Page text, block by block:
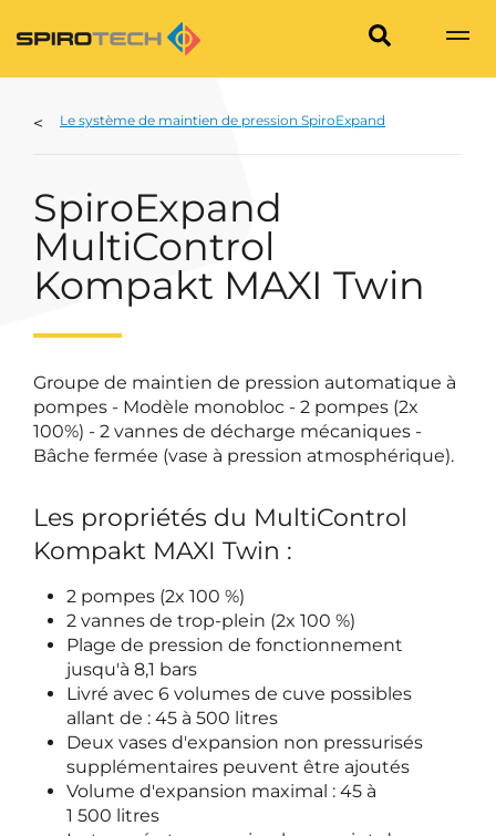
Le système de maintien de pression SpiroExpand
SpiroExpand
MultiControl
Kompakt MAXI Twin
Groupe de maintien de pression automatique à
pompes - Modèle monobloc - 2 pompes (2x
100%) - 2 vannes de décharge mécaniques -
Bâche fermée (vase à pression atmosphérique).
Les propriétés du MultiControl
Kompakt MAXI Twin :
2 pompes (2x 100 %)
2 vannes de trop-plein (2x 100 %)
Plage de pression de fonctionnement
jusqu'à 8,1 bars
Livré avec 6 volumes de cuve possibles
allant de : 45 à 500 litres
Deux vases d'expansion non pressurisés
supplémentaires peuvent être ajoutés
Volume d'expansion maximal : 45 à
1 500 litres